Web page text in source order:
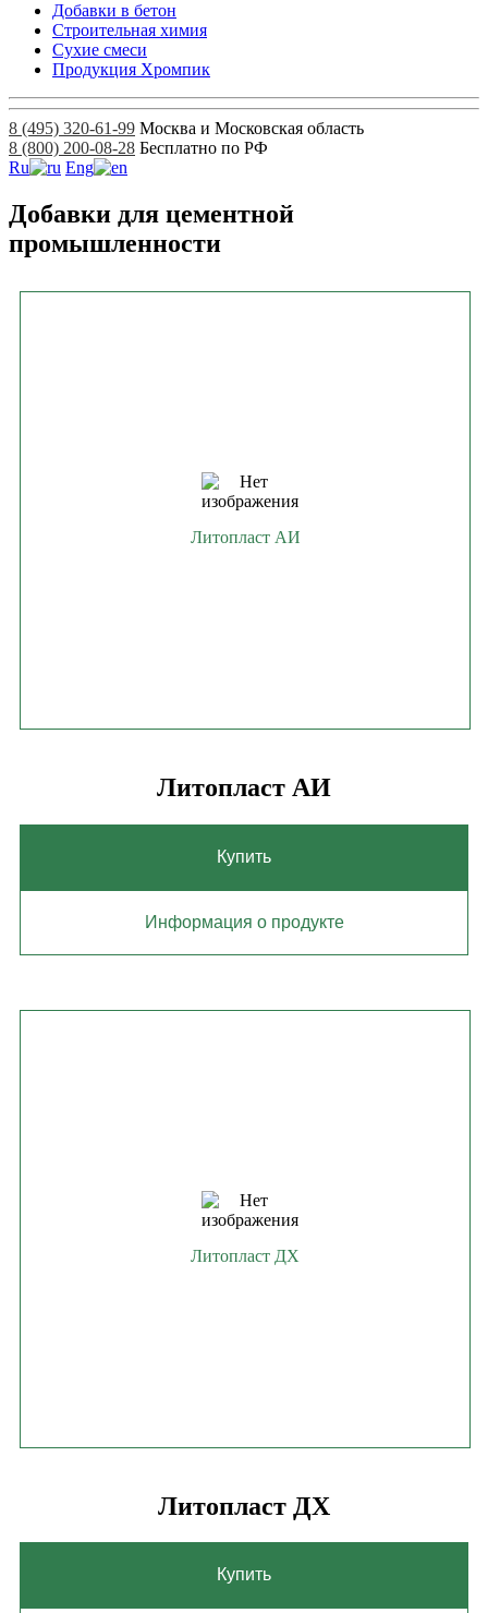
Добавки в бетон
Строительная химия
Сухие смеси
Продукция Хромпик
8 (495) 320-61-99 Москва и Московская область
8 (800) 200-08-28 Бесплатно по РФ
Ru
Eng
Добавки для цементной
промышленности
Литопласт АИ
Литопласт АИ
Купить
Информация о продукте
Литопласт ДХ
Литопласт ДХ
Купить